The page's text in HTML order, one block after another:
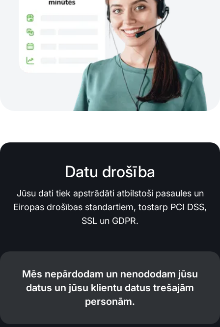
Datu drošība
Jūsu dati tiek apstrādāti atbilstoši pasaules un
Eiropas drošības standartiem, tostarp PCI DSS,
SSL un GDPR.
Mēs nepārdodam un nenododam jūsu
datus un jūsu klientu datus trešajām
personām.